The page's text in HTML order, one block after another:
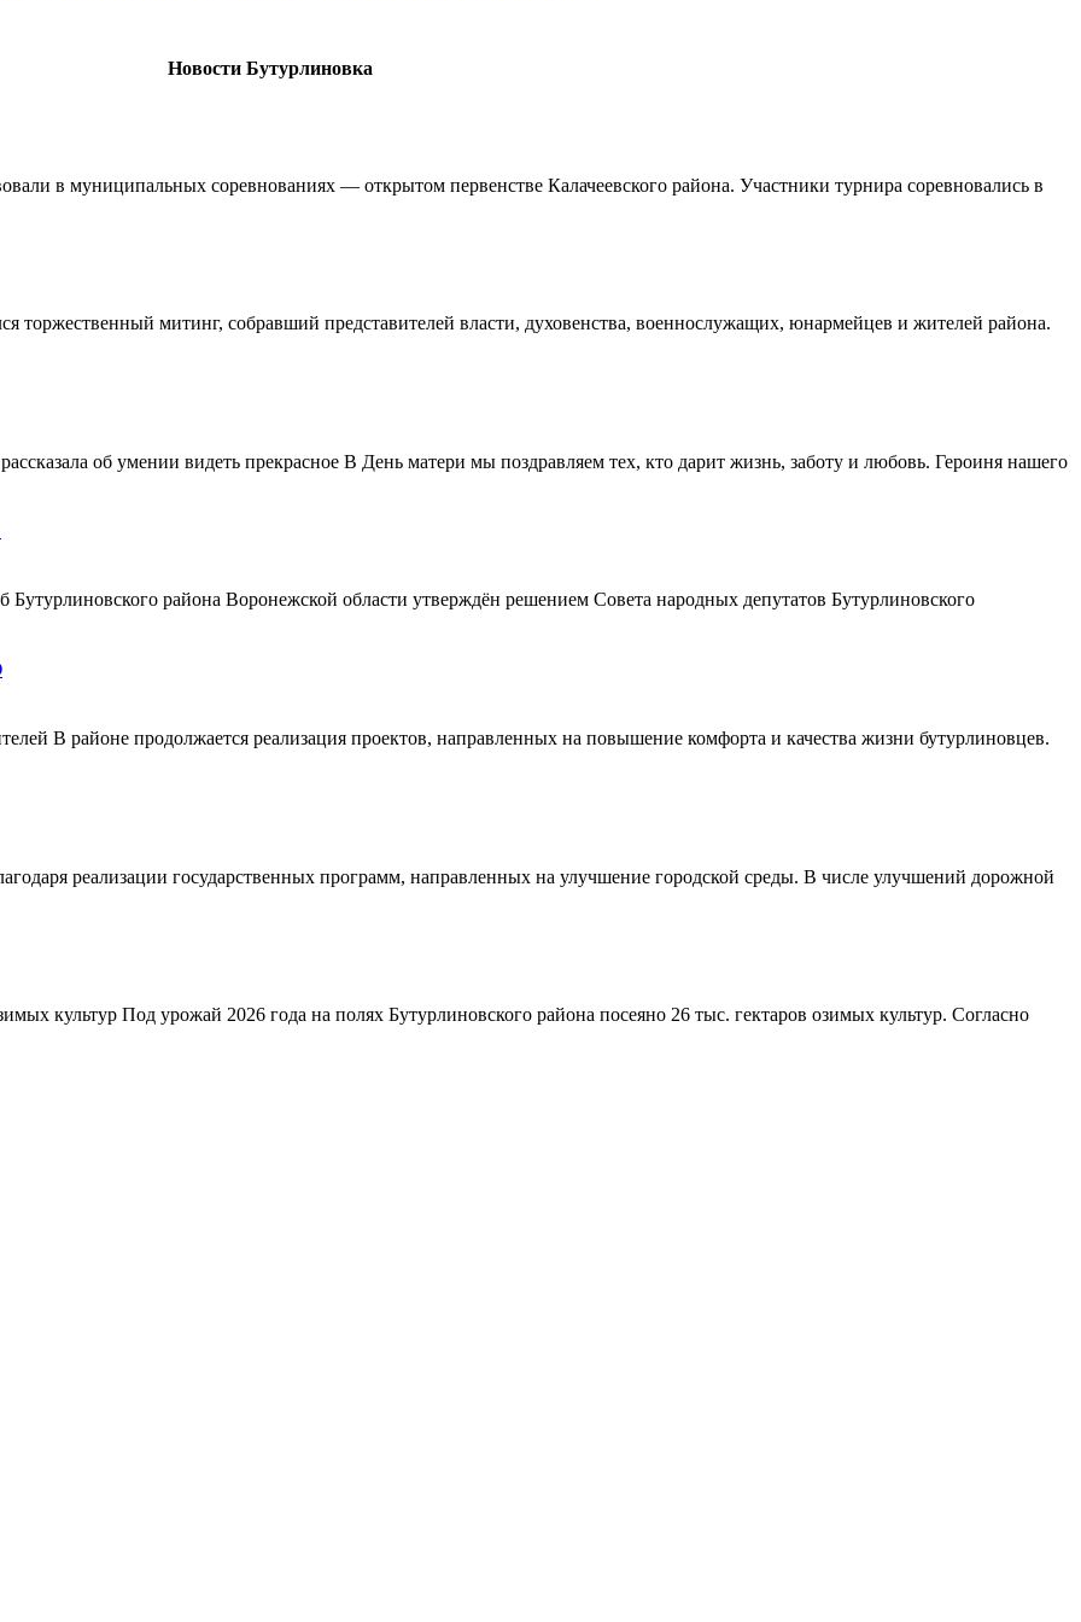
Новости Бутурлиновка
в муниципальных соревнованиях — открытом первенстве Калачеевского района. Участники турнира соревновались в
торжественный митинг, собравший представителей власти, духовенства, военнослужащих, юнармейцев и жителей района.
об умении видеть прекрасное В День матери мы поздравляем тех, кто дарит жизнь, заботу и любовь. Героиня нашего
Бутурлиновского района Воронежской области утверждён решением Совета народных депутатов Бутурлиновского
В районе продолжается реализация проектов, направленных на повышение комфорта и качества жизни бутурлиновцев.
реализации государственных программ, направленных на улучшение городской среды. В числе улучшений дорожной
культур Под урожай 2026 года на полях Бутурлиновского района посеяно 26 тыс. гектаров озимых культур. Согласно